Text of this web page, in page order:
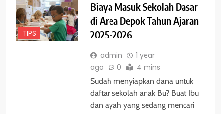
TIPS
Biaya Masuk Sekolah Dasar
di Area Depok Tahun Ajaran
2025-2026
admin
1 year
ago
0 4 mins
Sudah menyiapkan dana untuk
daftar sekolah anak Bu? Buat Ibu
dan ayah yang sedang mencari